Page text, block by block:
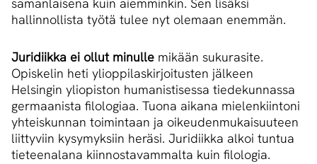
hallinnollista työtä tulee nyt olemaan enemmän.
Juridiikka ei ollut minulle mikään sukurasite.
Opiskelin heti ylioppilaskirjoitusten jälkeen
Helsingin yliopiston humanistisessa tiedekunnassa
germaanista filologiaa. Tuona aikana mielenkiintoni
yhteiskunnan toimintaan ja oikeudenmukaisuuteen
liittyviin kysymyksiin heräsi. Juridiikka alkoi tuntua
tieteenalana kiinnostavammalta kuin filologia.